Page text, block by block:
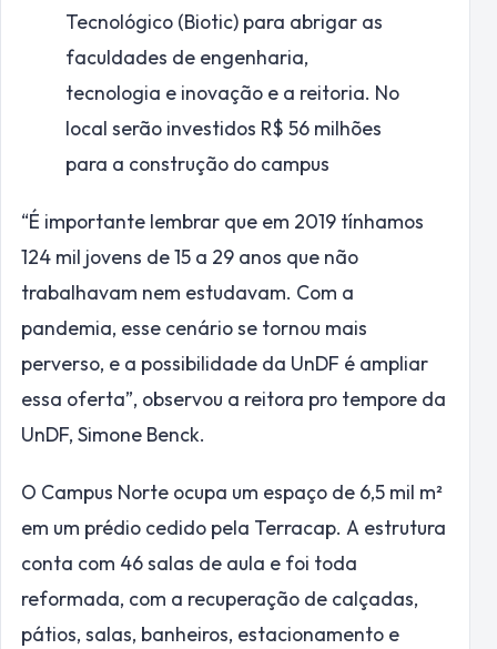
Tecnológico (Biotic) para abrigar as
faculdades de engenharia,
tecnologia e inovação e a reitoria. No
local serão investidos R$ 56 milhões
para a construção do campus
“É importante lembrar que em 2019 tínhamos
124 mil jovens de 15 a 29 anos que não
trabalhavam nem estudavam. Com a
pandemia, esse cenário se tornou mais
perverso, e a possibilidade da UnDF é ampliar
essa oferta”, observou a reitora pro tempore da
UnDF, Simone Benck.
O Campus Norte ocupa um espaço de 6,5 mil m²
em um prédio cedido pela Terracap. A estrutura
conta com 46 salas de aula e foi toda
reformada, com a recuperação de calçadas,
pátios, salas, banheiros, estacionamento e